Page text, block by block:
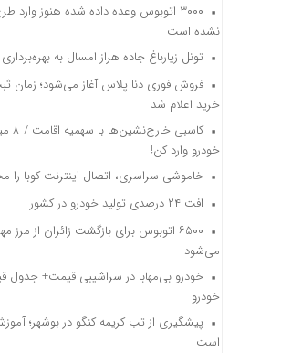
۳۰۰۰ اتوبوس وعده داده شده هنوز وارد
نشده است
تونل زیارباغ جاده هراز امسال به
فروش فوری دنا پلاس آغاز می‌شود؛ زمان
خرید اعلام شد
خودرو وارد کن!
خاموشی سراسری، اتصال اینترنت کوبا را
افت ۲۴ درصدی تولید خودرو در کشور
۶۵۰۰ اتوبوس برای بازگشت زائران از مرز
می‌شود
خودرو بی‌مهابا در سراشیبی قیمت+ جدول
خودرو
پیشگیری از تب کریمه کنگو در بوشهر؛
است